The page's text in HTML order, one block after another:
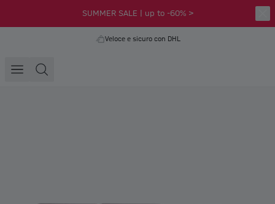
SUMMER SALE | up to -60% >
Veloce e sicuro con DHL